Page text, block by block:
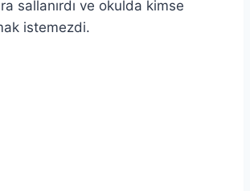
sallanırdı ve okulda kimse
istemezdi.